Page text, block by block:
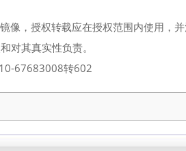
像，授权转载应在授权范围内使用，并
对其真实性负责。
67683008转602